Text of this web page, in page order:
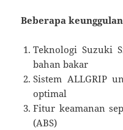
Beberapa
Teknologi Suzuki
bahan bakar
Sistem ALLGRIP
optimal
Fitur keamanan
(ABS)